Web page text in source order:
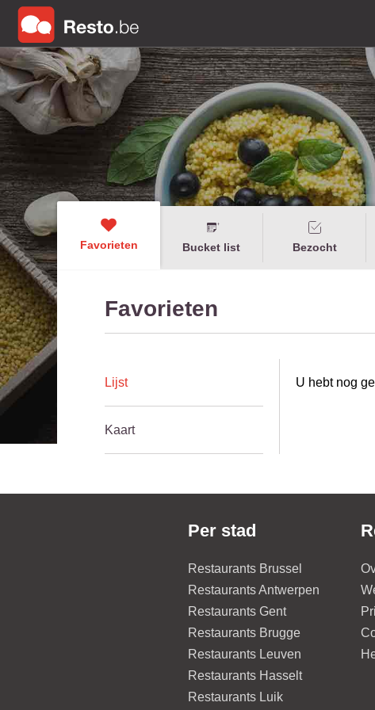
Favorieten Bucket list Bezocht
Favorieten
Lijst
Kaart
U hebt nog
Per stad
Restaurants Brussel
Restaurants Antwerpen
Restaurants Gent
Restaurants Brugge
Restaurants Leuven
Restaurants Hasselt
Restaurants Luik